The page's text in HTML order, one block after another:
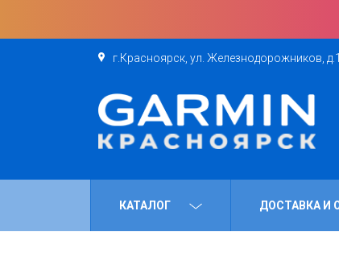
г.Красноярск, ул. Железнодорожников,
КАТАЛОГ ДОСТАВКА И